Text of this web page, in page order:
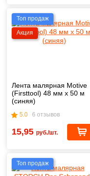
Топ продаж
Акция
Лента малярная Motive
(Firsttool) 48 мм х 50 м
(синяя)
5.0 6 отзывов
15,95 руб./шт.
Топ продаж